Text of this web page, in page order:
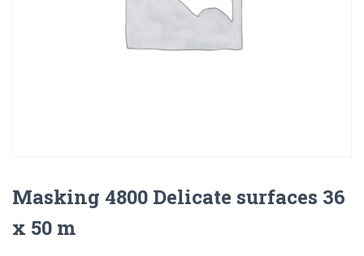
Masking 4800 Delicate surfaces 36
x 50 m